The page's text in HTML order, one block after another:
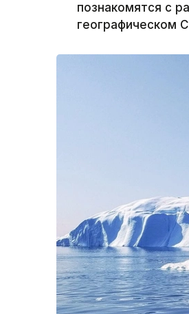
познакомятся с
географическом